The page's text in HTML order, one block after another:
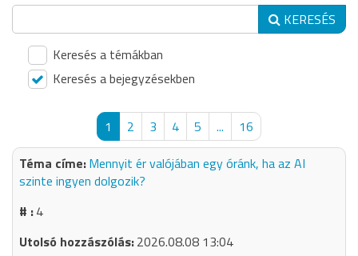
KERESÉS
Keresés a témákban
Keresés a bejegyzésekben
1 2 3 4 5 ...
16
Mennyit ér valójában egy óránk, ha az AI
szinte ingyen dolgozik?
4
2026.08.08 13:04